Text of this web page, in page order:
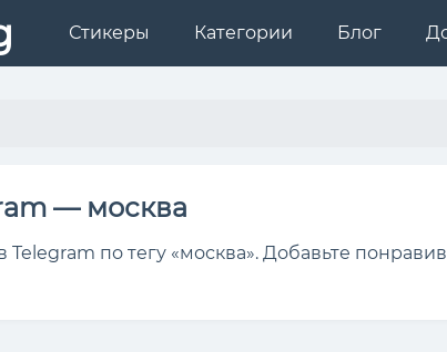
Стикеры Категории Блог
— москва
Telegram по тегу «москва». Добавьте